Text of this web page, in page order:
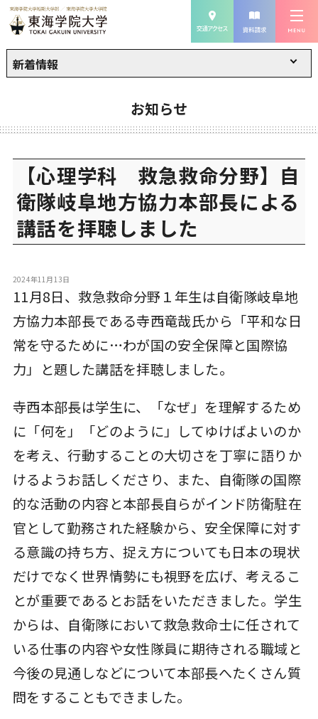
新着情報
お知らせ
【心理学科 救急救命分野】自
衛隊岐阜地方協力本部長による
講話を拝聴しました
2024年11月13日
11月8日、救急救命分野１年生は自衛隊岐阜地
方協力本部長である寺西竜哉氏から「平和な日
常を守るために…わが国の安全保障と国際協
力」と題した講話を拝聴しました。
寺西本部長は学生に、「なぜ」を理解するため
に「何を」「どのように」してゆけばよいのか
を考え、行動することの大切さを丁寧に語りか
けるようお話しくださり、また、自衛隊の国際
的な活動の内容と本部長自らがインド防衛駐在
官として勤務された経験から、安全保障に対す
る意識の持ち方、捉え方についても日本の現状
だけでなく世界情勢にも視野を広げ、考えるこ
とが重要であるとお話をいただきました。学生
からは、自衛隊において救急救命士に任されて
いる仕事の内容や女性隊員に期待される職域と
今後の見通しなどについて本部長へたくさん質
問をすることもできました。